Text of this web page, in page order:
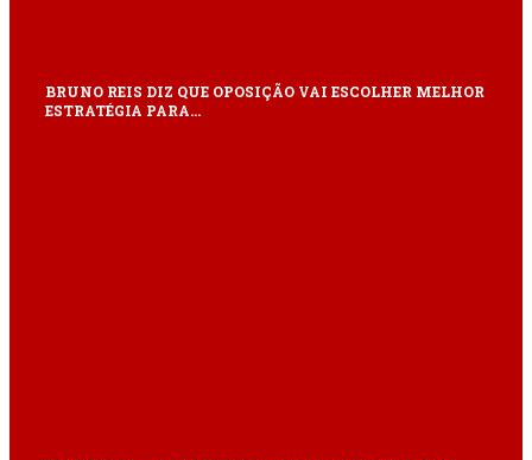
BRUNO REIS DIZ QUE OPOSIÇÃO VAI ESCOLHER MELHOR
ESTRATÉGIA PARA…